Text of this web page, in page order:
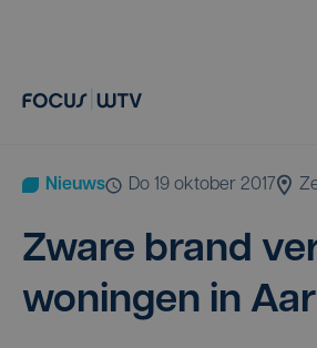
Nieuws do 19 oktober 2017
Zwa­re brand
wonin­gen in